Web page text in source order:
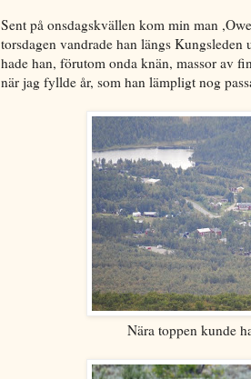
Sent på onsdagskvällen kom min man
torsdagen vandrade han längs
hade han, förutom onda knän, massor av
när jag fyllde år, som han lämpligt nog
Nära toppen kunde